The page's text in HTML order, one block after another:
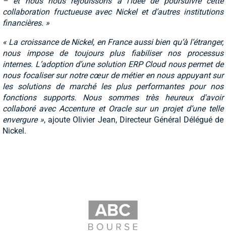
collaboration fructueuse avec Nickel et d’autres institutions
financières. »
« La croissance de Nickel, en France aussi bien qu’à l’étranger,
nous impose de toujours plus fiabiliser nos processus
internes. L’adoption d’une solution ERP Cloud nous permet de
nous focaliser sur notre cœur de métier en nous appuyant sur
les solutions de marché les plus performantes pour nos
fonctions supports. Nous sommes très heureux d'avoir
collaboré avec Accenture et Oracle sur un projet d’une telle
envergure », ajoute Olivier Jean, Directeur Général Délégué de
Nickel.